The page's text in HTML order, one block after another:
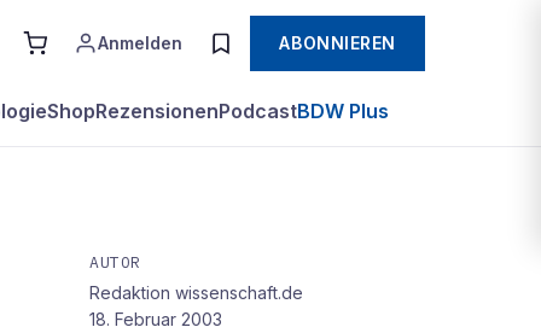
Anmelden ABONNIEREN
ShopRezensionenPodcastBDW Plus
AUTOR
Redaktion wissenschaft.de
18. Februar 2003